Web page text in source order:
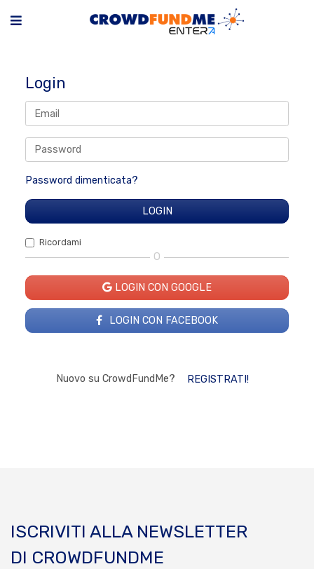
Login
Password dimenticata?
Ricordami
O
LOGIN CON GOOGLE
LOGIN CON FACEBOOK
Nuovo su CrowdFundMe? REGISTRATI!
ISCRIVITI ALLA NEWSLETTER
DI CROWDFUNDME